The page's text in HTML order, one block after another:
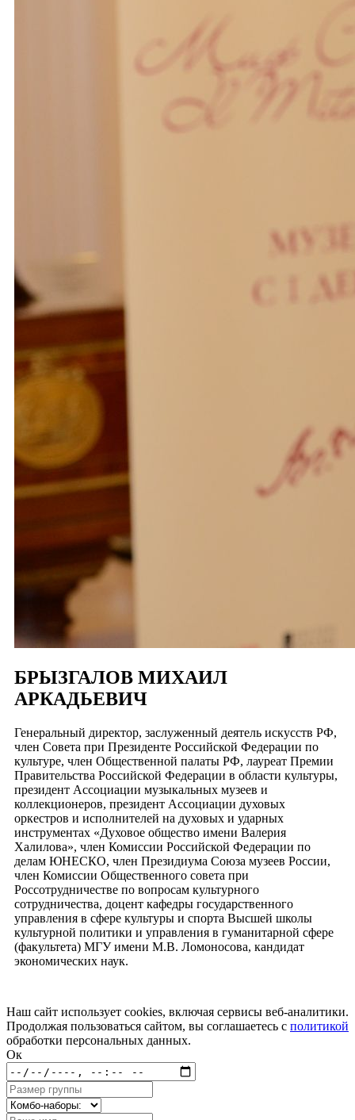
БРЫЗГАЛОВ МИХАИЛ
АРКАДЬЕВИЧ
Генеральный директор, заслуженный деятель искусств РФ,
член Совета при Президенте Российской Федерации по
культуре, член Общественной палаты РФ, лауреат Премии
Правительства Российской Федерации в области культуры,
президент Ассоциации музыкальных музеев и
коллекционеров, президент Ассоциации духовых
оркестров и исполнителей на духовых и ударных
инструментах «Духовое общество имени Валерия
Халилова», член Комиссии Российской Федерации по
делам ЮНЕСКО, член Президиума Союза музеев России,
член Комиссии Общественного совета при
Россотрудничестве по вопросам культурного
сотрудничества, доцент кафедры государственного
управления в сфере культуры и спорта Высшей школы
культурной политики и управления в гуманитарной сфере
(факультета) МГУ имени М.В. Ломоносова, кандидат
экономических наук.
Наш сайт использует cookies, включая сервисы веб-аналитики.
Продолжая пользоваться сайтом, вы соглашаетесь с политикой
обработки персональных данных.
Ок